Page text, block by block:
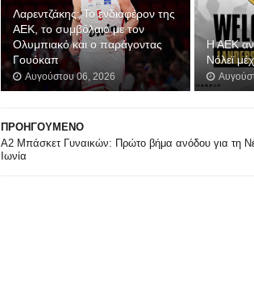
Λαρεντζάκης: Το ενδιαφέρον της
ΑΕΚ, το συμβόλαιο με τον
Ολυμπιακό και ο παράγοντας
Γουόκαπ
Αυγούστου 06, 2026
Η ΑΕΚ
Νόλεϊ
ΠΡΟΗΓΟΥΜΕΝΟ
Α2 Μπάσκετ Γυναικών: Πρώτο βήμα ανόδου για τη
Ιωνία